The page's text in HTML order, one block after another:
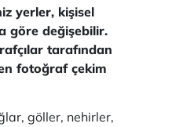
yerler, kişisel
göre değişebilir.
tarafından
fotoğraf çekim
göller, nehirler,